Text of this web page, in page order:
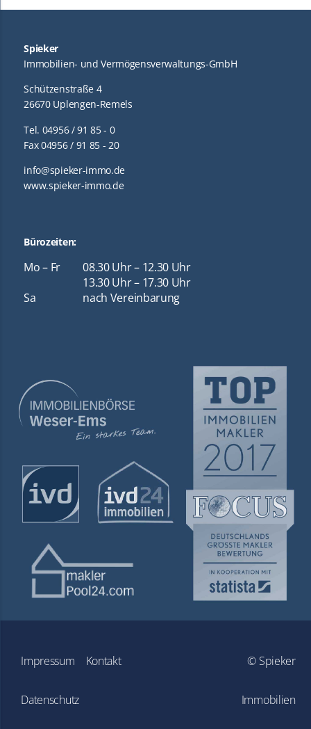
Spieker
Immobilien- und Vermögensverwaltungs-GmbH
Schützenstraße 4
26670 Uplengen-Remels
Tel. 04956 / 91 85 - 0
Fax 04956 / 91 85 - 20
info@spieker-immo.de
www.spieker-immo.de
Bürozeiten:
Mo – Fr
08.30 Uhr – 12.30 Uhr
13.30 Uhr – 17.30 Uhr
Sa
nach Vereinbarung
Navigation
Impressum Kontakt
Datenschutz
© Spieker
Immobilien